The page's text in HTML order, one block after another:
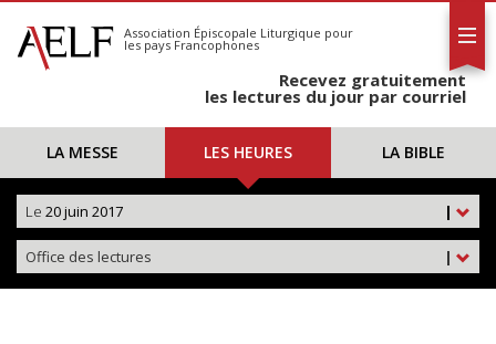
S'abonner
Calendrier
Association Épiscopale Liturgique pour
les pays Francophones
Recevez gratuitement
les lectures du jour par courriel
LA MESSE LES HEURES LA BIBLE
|
Le 20 juin 2017
|
Office des lectures